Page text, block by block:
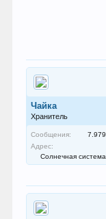
Чайка
Хранитель
Сообщения:
7.979
Адрес:
Солнечная система